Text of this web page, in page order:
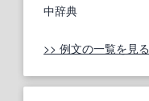
中辞典
>> 例文の一覧を見る